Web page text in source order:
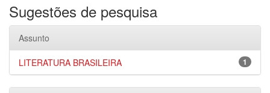
Sugestões de pesquisa
Assunto
1
LITERATURA BRASILEIRA